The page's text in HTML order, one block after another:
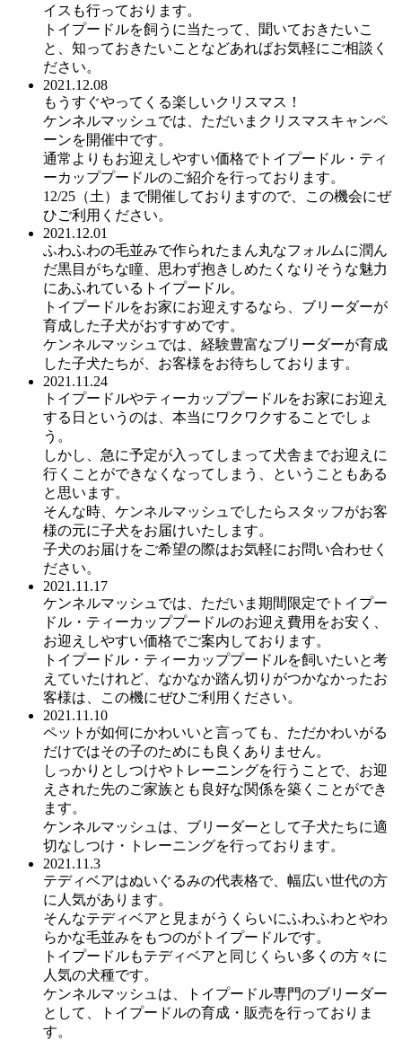
イスも行っております。
トイプードルを飼うに当たって、聞いておきたいこ
と、知っておきたいことなどあればお気軽にご相談く
ださい。
2021.12.08
もうすぐやってくる楽しいクリスマス！
ケンネルマッシュでは、ただいまクリスマスキャンペ
ーンを開催中です。
通常よりもお迎えしやすい価格でトイプードル・ティ
ーカッププードルのご紹介を行っております。
12/25（土）まで開催しておりますので、この機会にぜ
ひご利用ください。
2021.12.01
ふわふわの毛並みで作られたまん丸なフォルムに潤ん
だ黒目がちな瞳、思わず抱きしめたくなりそうな魅力
にあふれているトイプードル。
トイプードルをお家にお迎えするなら、ブリーダーが
育成した子犬がおすすめです。
ケンネルマッシュでは、経験豊富なブリーダーが育成
した子犬たちが、お客様をお待ちしております。
2021.11.24
トイプードルやティーカッププードルをお家にお迎え
する日というのは、本当にワクワクすることでしょ
う。
しかし、急に予定が入ってしまって犬舎までお迎えに
行くことができなくなってしまう、ということもある
と思います。
そんな時、ケンネルマッシュでしたらスタッフがお客
様の元に子犬をお届けいたします。
子犬のお届けをご希望の際はお気軽にお問い合わせく
ださい。
2021.11.17
ケンネルマッシュでは、ただいま期間限定でトイプー
ドル・ティーカッププードルのお迎え費用をお安く、
お迎えしやすい価格でご案内しております。
トイプードル・ティーカッププードルを飼いたいと考
えていたけれど、なかなか踏ん切りがつかなかったお
客様は、この機にぜひご利用ください。
2021.11.10
ペットが如何にかわいいと言っても、ただかわいがる
だけではその子のためにも良くありません。
しっかりとしつけやトレーニングを行うことで、お迎
えされた先のご家族とも良好な関係を築くことができ
ます。
ケンネルマッシュは、ブリーダーとして子犬たちに適
切なしつけ・トレーニングを行っております。
2021.11.3
テディベアはぬいぐるみの代表格で、幅広い世代の方
に人気があります。
そんなテディベアと見まがうくらいにふわふわとやわ
らかな毛並みをもつのがトイプードルです。
トイプードルもテディベアと同じくらい多くの方々に
人気の犬種です。
ケンネルマッシュは、トイプードル専門のブリーダー
として、トイプードルの育成・販売を行っておりま
す。